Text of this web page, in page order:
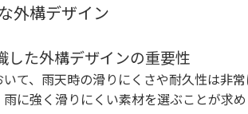
外構デザイン
した外構デザインの重要性
て、雨天時の滑りにくさや耐久性は非
に強く滑りにくい素材を選ぶことが求め